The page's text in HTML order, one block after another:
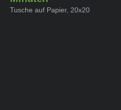
Tusche auf Papier, 20x20